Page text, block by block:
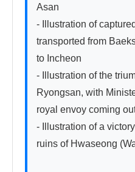
Asan
- Illustration of
transported from
to Incheon
- Illustration of the
Ryongsan, with
royal envoy coming
- Illustration of a
ruins of Hwaseong